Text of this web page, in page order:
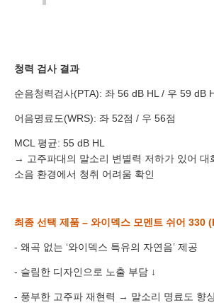
청력 검사 결과
순음청력검사(PTA): 좌 56 dB HL / 우 59 dB
어음명료도(WRS): 좌 52점 / 우 56점
MCL 평균: 55 dB HL
→ 고주파대의 말소리 변별력 저하가 있어 대
소음 환경에서 청취 어려움 확인
최종 선택 제품 – 와이덱스 모멘트 쉬어 330
- 왜곡 없는 ‘와이덱스 특유의 자연음’ 제공
- 슬림한 디자인으로 노출 부담 ↓
- 풍부한 고주파 재현력 → 말소리 명료도 향
바로 예약하기
연락처
센터
예약날짜